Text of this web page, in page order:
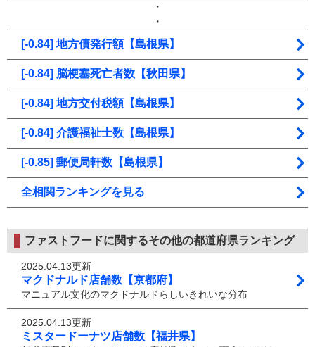
・
・
[-0.84] 地方債発行額【島根県】
[-0.84] 脳梗塞死亡者数【秋田県】
[-0.84] 地方交付税額【島根県】
[-0.84] 介護福祉士数【島根県】
[-0.85] 郵便局軒数【島根県】
全相関ランキングを見る
ファストフードに関するその他の都道府県ランキング
2025.04.13更新
マクドナルド店舗数【京都府】
マニュアル文化のマクドナルドらしいきれいな分布
2025.04.13更新
ミスタードーナツ店舗数【福井県】